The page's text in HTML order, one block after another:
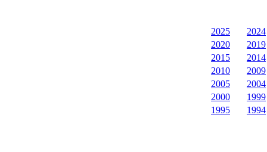
2025
2024
2020
2019
2015
2014
2010
2009
2005
2004
2000
1999
1995
1994